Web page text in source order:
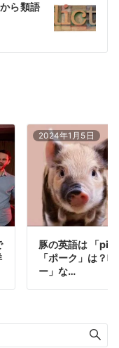
ら類語
2024年1月5日
豚の英語は 「pig
「ポーク」は？
ー」な…